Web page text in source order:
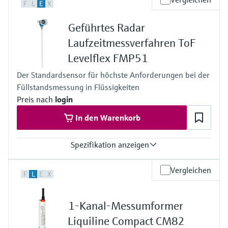
F L E X
Geführtes Radar
Laufzeitmessverfahren ToF
Levelflex FMP51
Der Standardsensor für höchste Anforderungen bei der
Füllstandsmessung in Flüssigkeiten
Preis nach login
In den Warenkorb
Spezifikation anzeigen
Stabsonde:+/- 2 mm
Seilsonde > 15 m: +/- 10 mm
Koaxsonde: +/- 2 mm
Prozesstemperatur
F L E X Vergleichen
1-Kanal-Messumformer
Liquiline Compact CM82